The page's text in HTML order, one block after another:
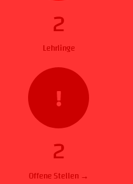
2
Lehrlinge
2
Offene Stellen →